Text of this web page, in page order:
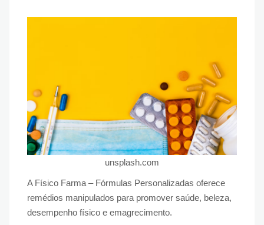
unsplash.com
A Físico Farma – Fórmulas Personalizadas oferece
remédios manipulados para promover saúde, beleza,
desempenho físico e emagrecimento.